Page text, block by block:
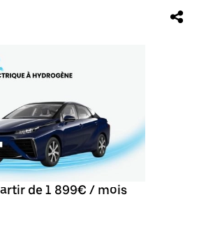
de 1 899€ / mois